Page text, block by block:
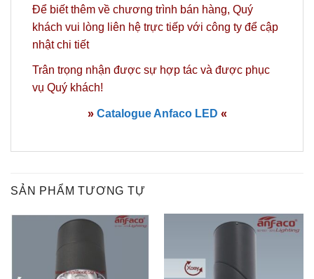
Để biết thêm về chương trình bán hàng, Quý
khách vui lòng liên hệ trực tiếp với công ty để cập
nhật chi tiết
Trân trọng nhận được sự hợp tác và được phục
vụ Quý khách!
» Catalogue Anfaco LED «
SẢN PHẨM TƯƠNG TỰ